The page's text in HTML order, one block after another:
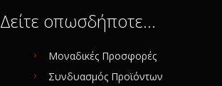
Δείτε οπωσδήποτε…
Μοναδικές Προσφορές
Συνδυασμός Προϊόντων